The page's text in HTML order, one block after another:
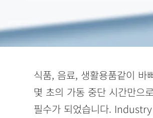
식품, 음료, 생활용품같이 바
몇 초의 가동 중단 시간만으
필수가 되었습니다.